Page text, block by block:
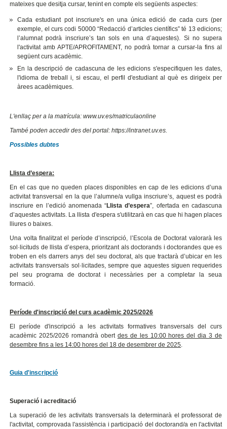
mateixes que desitja cursar, tenint en compte els següents aspectes:
Cada estudiant pot inscriure's en una única edició de cada curs (per
exemple, el curs codi 50000 “Redacció d’articles científics” té 13 edicions;
l’alumnat podrà inscriure’s tan sols en una d’aquestes). Si no supera
l'activitat amb APTE/APROFITAMENT, no podrà tornar a cursar-la fins al
següent curs acadèmic.
En la descripció de cadascuna de les edicions s'especifiquen les dates,
l'idioma de treball i, si escau, el perfil d'estudiant al què es dirigeix per
àrees acadèmiques.
L'enllaç per a la matrícula: www.uv.es/matriculaonline
També poden accedir des del portal:https://intranet.uv.es.
Possibles dubtes
Llista d’espera:
En el cas que no queden places disponibles en cap de les edicions d’una
activitat transversal en la que l’alumne/a vullga inscriure’s, aquest es podrà
inscriure en l’edició anomenada “Llista d’espera”, ofertada en cadascuna
d’aquestes activitats. La llista d'espera s'utilitzarà en cas que hi hagen places
lliures o baixes.
Una volta finalitzat el període d’inscripció, l’Escola de Doctorat valorarà les
sol·licituds de llista d’espera, prioritzant als doctorands i doctorandes que es
troben en els darrers anys del seu doctorat, als que tractarà d’ubicar en les
activitats transversals sol·licitades, sempre que aquestes siguen requerides
pel seu programa de doctorat i necessàries per a completar la seua
formació.
Període d'inscripció del curs acadèmic 2025/2026
El període d'inscripció a les activitats formatives transversals del curs
acadèmic 2025/2026 romandrà obert des de les 10:00 hores del dia 3 de
desembre fins a les 14:00 hores del 18 de desembrer de 2025
Guia d'inscripció
Superació i acreditació
La superació de les activitats transversals la determinarà el professorat de
l'activitat, comprovada l'assistència i participació del doctorand/a en l'activitat